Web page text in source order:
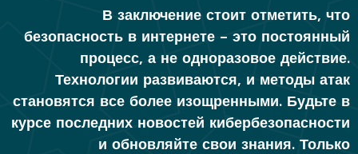
В заключение стоит отметить, что
безопасность в интернете – это постоянный
процесс, а не одноразовое действие.
Технологии развиваются, и методы атак
становятся все более изощренными. Будьте в
курсе последних новостей кибербезопасности
и обновляйте свои знания. Только